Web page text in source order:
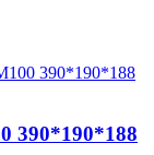
390*190*188